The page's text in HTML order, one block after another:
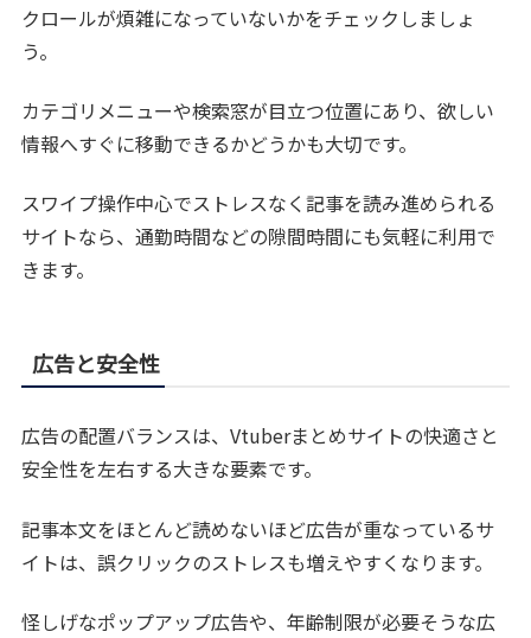
クロールが煩雑になっていないかをチェックしましょ
う。
カテゴリメニューや検索窓が目立つ位置にあり、欲しい
情報へすぐに移動できるかどうかも大切です。
スワイプ操作中心でストレスなく記事を読み進められる
サイトなら、通勤時間などの隙間時間にも気軽に利用で
きます。
広告と安全性
広告の配置バランスは、Vtuberまとめサイトの快適さと
安全性を左右する大きな要素です。
記事本文をほとんど読めないほど広告が重なっているサ
イトは、誤クリックのストレスも増えやすくなります。
怪しげなポップアップ広告や、年齢制限が必要そうな広